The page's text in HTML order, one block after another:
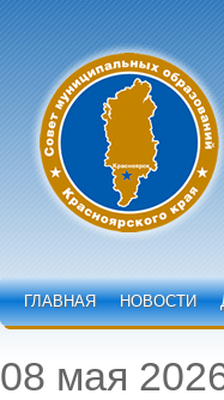
ГЛАВНАЯ НОВОСТИ
08 мая